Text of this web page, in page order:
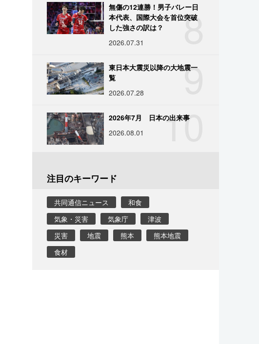
8
無傷の12連勝！男子バレー日
本代表、国際大会を首位突破
した強さの訳は？
2026.07.31
9
東日本大震災以降の大地震一
覧
2026.07.28
10
2026年7月 日本の出来事
2026.08.01
注目のキーワード
共同通信ニュース
和食
気象・災害
気象庁
津波
災害
地震 熊本
熊本地震
食材